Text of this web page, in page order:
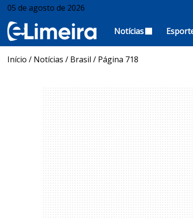
05 de agosto de 2026
Notícias
Início / Notícias / Brasil / Página 718